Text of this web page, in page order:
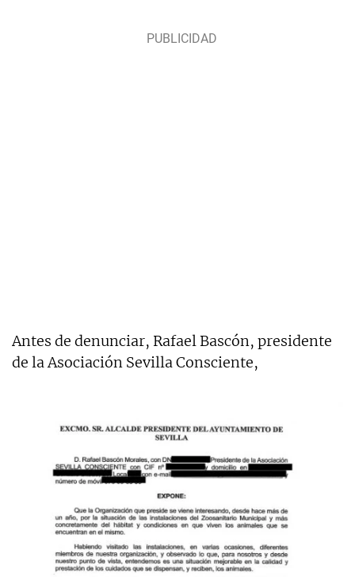
Antes de denunciar, Rafael Bascón, presidente
de la Asociación Sevilla Consciente,